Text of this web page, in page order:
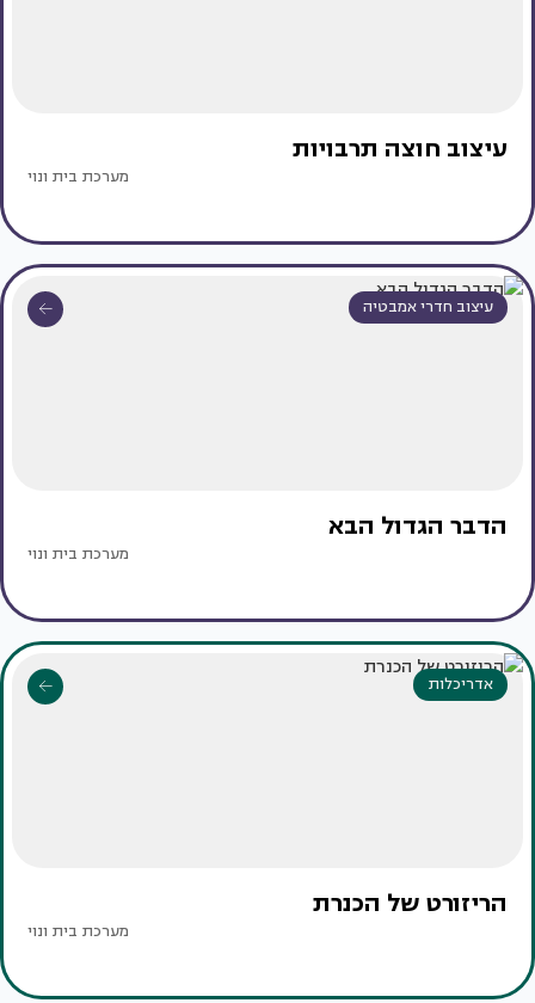
עיצוב חוצה תרבויות
מערכת בית ונוי
עיצוב חדרי אמבטיה
הדבר הגדול הבא
מערכת בית ונוי
אדריכלות
הריזורט של הכנרת
מערכת בית ונוי